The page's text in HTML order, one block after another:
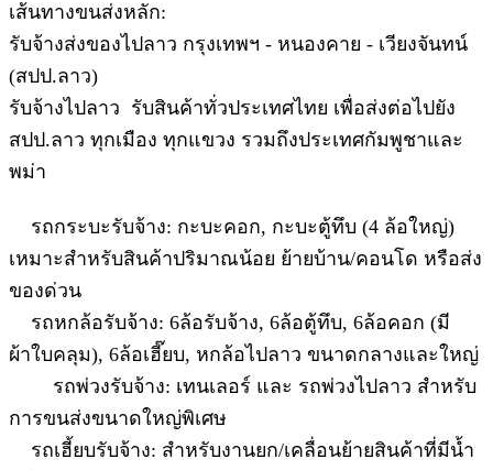
เส้นทางขนส่งหลัก:
รับจ้างส่งของไปลาว กรุงเทพฯ - หนองคาย - เวียงจันทน์
(สปป.ลาว)
รับจ้างไปลาว รับสินค้าทั่วประเทศไทย เพื่อส่งต่อไปยัง
สปป.ลาว ทุกเมือง ทุกแขวง รวมถึงประเทศกัมพูชาและ
พม่า
รถกระบะรับจ้าง: กะบะคอก, กะบะตู้ทึบ (4 ล้อใหญ่)
เหมาะสำหรับสินค้าปริมาณน้อย ย้ายบ้าน/คอนโด หรือส่ง
ของด่วน
รถหกล้อรับจ้าง: 6ล้อรับจ้าง, 6ล้อตู้ทึบ, 6ล้อคอก (มี
ผ้าใบคลุม), 6ล้อเฮี๊ยบ, หกล้อไปลาว ขนาดกลางและใหญ่
รถพ่วงรับจ้าง: เทนเลอร์ และ รถพ่วงไปลาว สำหรับ
การขนส่งขนาดใหญ่พิเศษ
รถเฮี้ยบรับจ้าง: สำหรับงานยก/เคลื่อนย้ายสินค้าที่มีน้ำ